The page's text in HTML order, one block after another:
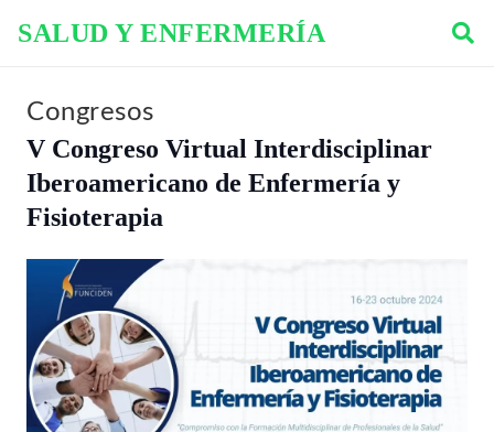
SALUD Y ENFERMERÍA
Congresos
V Congreso Virtual Interdisciplinar
Iberoamericano de Enfermería y
Fisioterapia